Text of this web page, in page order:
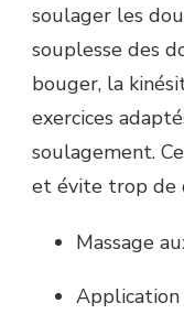
soulager les
souplesse des
bouger, la
exercices
soulagement.
et évite trop de
Massage
Application